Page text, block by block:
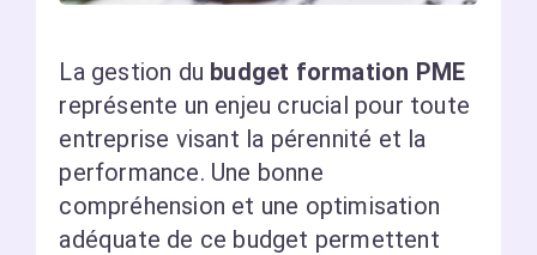
La gestion du budget formation PME
représente un enjeu crucial pour toute
entreprise visant la pérennité et la
performance. Une bonne
compréhension et une optimisation
adéquate de ce budget permettent